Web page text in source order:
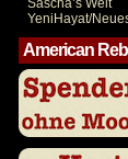
Sascha’s Welt
YeniHayat/
American